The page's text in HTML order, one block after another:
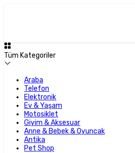
Tüm Kategoriler
Araba
Telefon
Elektronik
Ev & Yaşam
Motosiklet
Giyim & Aksesuar
Anne & Bebek & Oyuncak
Antika
Pet Shop